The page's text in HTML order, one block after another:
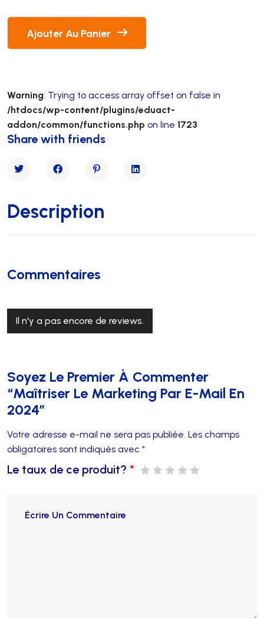
Ajouter Au Panier
Warning: Trying to access array offset on false in
/htdocs/wp-content/plugins/eduact-
addon/common/functions.php on line 1723
Share with friends
Description
Commentaires
Il n'y a pas encore de reviews.
Soyez Le Premier À Commenter
“Maîtriser Le Marketing Par E-Mail En
2024”
Votre adresse e-mail ne sera pas publiée. Les champs
obligatoires sont indiqués avec *
Le taux de ce produit? *